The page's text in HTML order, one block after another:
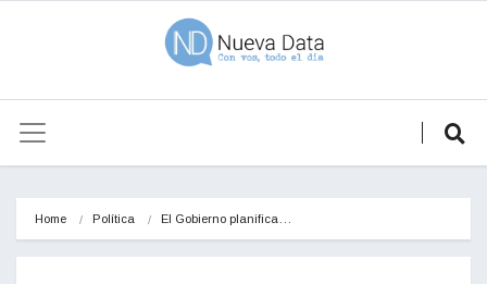
Home Política El Gobierno planifica…